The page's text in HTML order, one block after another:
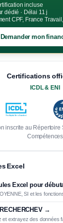
incluse
dédié · Délai 11 j
CPF, France
Demander mon
Certifications
ICDL & ENI
inscrite au Répertoire
Compétences
Excel
Excel pour
SI et les
→
et extrayez des données